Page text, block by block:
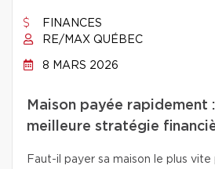
FINANCES
RE/MAX QUÉBEC
8 MARS 2026
Maison payée rapidement
meilleure stratégie
Faut-il payer sa maison le plus vite